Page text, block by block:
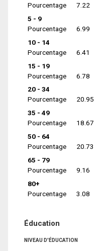
Pourcentage
7.22
5 - 9
Pourcentage
6.99
10 - 14
Pourcentage
6.41
15 - 19
Pourcentage
6.78
20 - 34
Pourcentage
20.95
35 - 49
Pourcentage
18.67
50 - 64
Pourcentage
20.73
65 - 79
Pourcentage
9.16
80+
Pourcentage
3.08
Éducation
NIVEAU D'ÉDUCATION